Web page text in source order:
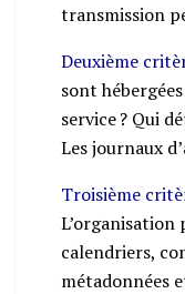
transmission
Deuxième
sont
service ? Qui
Les journaux
Troisième
L’organisation
calendriers,
métadonnées